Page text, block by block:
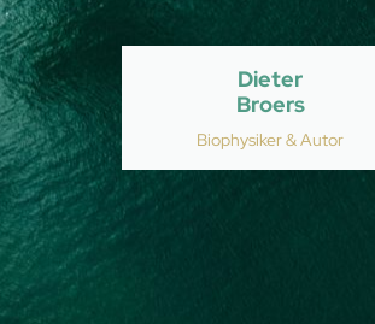
Dieter
Broers
Biophysiker & Autor